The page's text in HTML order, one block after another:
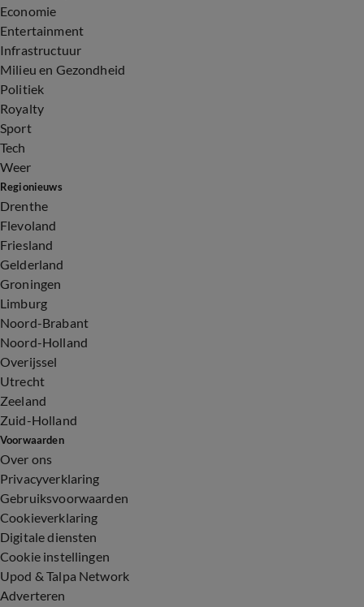
Economie
Entertainment
Infrastructuur
Milieu en Gezondheid
Politiek
Royalty
Sport
Tech
Weer
Regionieuws
Drenthe
Flevoland
Friesland
Gelderland
Groningen
Limburg
Noord-Brabant
Noord-Holland
Overijssel
Utrecht
Zeeland
Zuid-Holland
Voorwaarden
Over ons
Privacyverklaring
Gebruiksvoorwaarden
Cookieverklaring
Digitale diensten
Cookie instellingen
Upod & Talpa Network
Adverteren